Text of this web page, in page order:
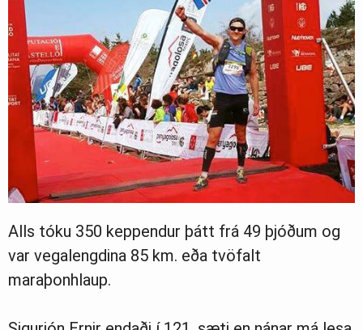
Alls tóku 350 keppendur þátt frá 49 þjóðum og
var vegalengdina 85 km. eða tvöfalt
maraþonhlaup.